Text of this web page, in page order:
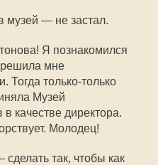
музей — не застал.
Я познакомился
мне
Тогда только-только
Музей
в качестве директора.
Молодец!
так, чтобы как